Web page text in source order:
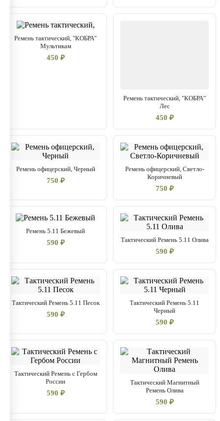
Ремень тактический, "КОБРА"
Мультикам
450 ₽
Ремень тактический, "КОБРА"
Лес
450 ₽
Ремень офицерский, Черный
750 ₽
Ремень офицерский, Светло-
Коричневый
750 ₽
Ремень 5.11 Бежевый
590 ₽ Тактический Ремень 5.11 Олива
590 ₽
Тактический Ремень 5.11 Песок
590 ₽
Тактический Ремень 5.11
Черный
590 ₽
Тактический Ремень с Гербом
России
590 ₽
Тактический Магнитный
Ремень Олива
590 ₽